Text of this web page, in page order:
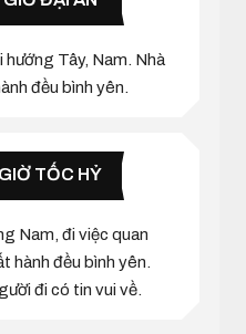
Tây, Nam. Nhà
đều bình yên.
GIỜ TỐC HỶ
Nam, đi việc quan
hành đều bình yên.
đi có tin vui về.